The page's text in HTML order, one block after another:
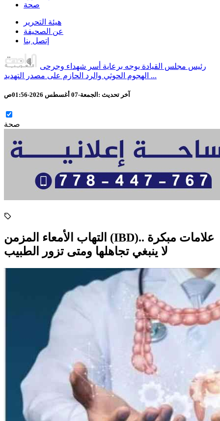
صحة
هيئة التحرير
عن الصحيفة
إتصل بنا
رئيس مجلس القيادة يوجه برعاية أسر شهداء وجرحى
الهجوم الحوثي والرد الحازم على مصدر التهديد ...
آخر تحديث : الجمعة-07 أغسطس 2026-01:56ص
صحة
التهاب الأمعاء المزمن (IBD).. علامات مبكرة
لا ينبغي تجاهلها ومتى تزور الطبيب